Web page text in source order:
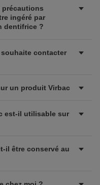
précautions
ingéré par
dentifrice ?
contacter
un produit Virbac
est-il utilisable sur
il être conservé au